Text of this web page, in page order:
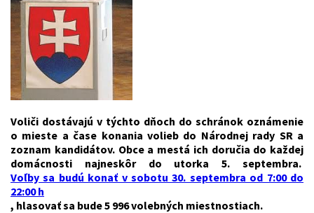
Voliči dostávajú v týchto dňoch do schránok oznámenie
o mieste a čase konania volieb do Národnej rady SR a
zoznam kandidátov. Obce a mestá ich doručia do každej
domácnosti najneskôr do utorka 5. septembra.
Voľby sa budú konať v sobotu 30. septembra od 7:00 do
22:00 h
, hlasovať sa bude 5 996 volebných miestnostiach.